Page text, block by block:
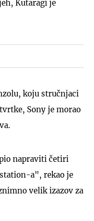
Kutaragi je
koju stručnjaci
Sony je morao
napraviti četiri
a", rekao je
velik izazov za